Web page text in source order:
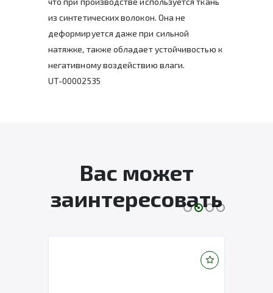
из синтетических волокон. Она не
деформируется даже при сильной
натяжке, также обладает устойчивостью к
негативному воздействию влаги.
UT-00002535
Вас может
заинтересовать